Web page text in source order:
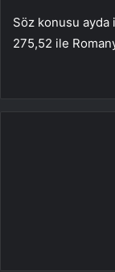
Söz konusu ayda
275,52 ile